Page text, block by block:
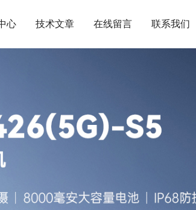
心 技术文章 在线留言 联系我们